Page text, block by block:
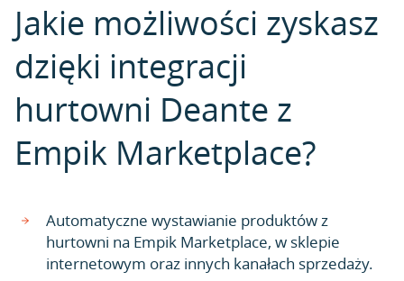
Jakie możliwości zyskasz
dzięki integracji
hurtowni Deante z
Empik Marketplace?
Automatyczne wystawianie produktów z
hurtowni na Empik Marketplace, w sklepie
internetowym oraz innych kanałach sprzedaży.